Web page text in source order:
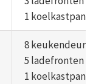
1 koelkastpaneel
8 keukendeuren
5 ladefronten
1 koelkastpaneel